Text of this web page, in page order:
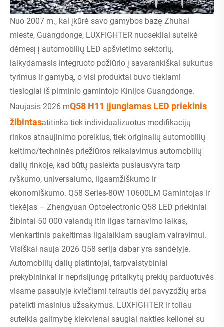
Nuo 2007 m., kai įkūrė savo gamybos bazę Zhuhai
mieste, Guangdonge, LUXFIGHTER nuosekliai sutelkė
dėmesį į automobilių LED apšvietimo sektorių,
laikydamasis integruoto požiūrio į savarankiškai sukurtus
tyrimus ir gamybą, o visi produktai buvo tiekiami
tiesiogiai iš pirminio gamintojo Kinijos Guangdonge.
Naujasis 2026 mQ58 H11 įjungiamas LED priekinis
žibintasatitinka tiek individualizuotus modifikacijų
rinkos atnaujinimo poreikius, tiek originalių automobilių
keitimo/techninės priežiūros reikalavimus automobilių
dalių rinkoje, kad būtų pasiekta pusiausvyra tarp
ryškumo, universalumo, ilgaamžiškumo ir
ekonomiškumo. Q58 Series-80W 10600LM Gamintojas ir
tiekėjas – Zhengyuan Optoelectronic Q58 LED priekiniai
žibintai 50 000 valandų itin ilgas tarnavimo laikas,
vienkartinis pakeitimas ilgalaikiam saugiam vairavimui.
Visiškai nauja 2026 Q58 serija dabar yra sandėlyje.
Automobilių dalių platintojai, tarpvalstybiniai
prekybininkai ir neprisijungę pritaikytų prekių parduotuvės
visame pasaulyje kviečiami teirautis dėl pavyzdžių arba
pateikti masinius užsakymus. LUXFIGHTER ir toliau
suteikia galimybę kiekvienai saugiai nakties kelionei su